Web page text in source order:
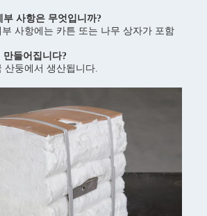
사항은 무엇입니까?
사항에는 카튼 또는 나무 상자가 포함
들어집니다?
산둥에서 생산됩니다.